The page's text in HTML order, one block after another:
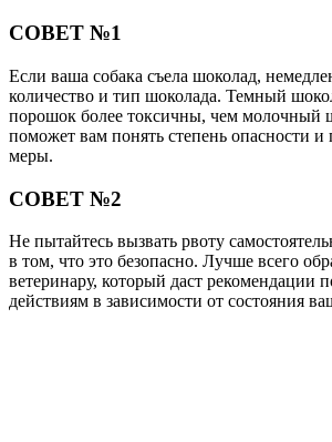
СОВЕТ №1
Если ваша собака съела шоколад,
количество и тип шоколада. Темный
порошок более токсичны, чем молочный
поможет вам понять степень опасности
меры.
СОВЕТ №2
Не пытайтесь вызвать рвоту
в том, что это безопасно. Лучше всего
ветеринару, который даст рекомендации
действиям в зависимости от состояния